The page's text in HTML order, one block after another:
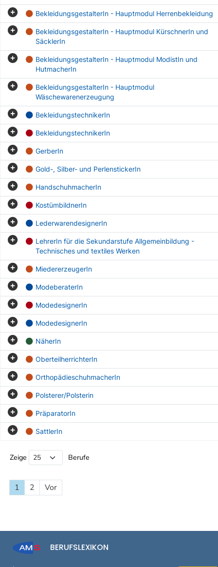
BekleidungsgestalterIn - Hauptmodul Herrenbekleidung
BekleidungsgestalterIn - Hauptmodul KürschnerIn und
SäcklerIn
BekleidungsgestalterIn - Hauptmodul ModistIn und
HutmacherIn
BekleidungsgestalterIn - Hauptmodul
Wäschewarenerzeugung
BekleidungstechnikerIn
BekleidungstechnikerIn
GerberIn
Gold-, Silber- und PerlenstickerIn
HandschuhmacherIn
KostümbildnerIn
LederwarendesignerIn
LehrerIn für die Sekundarstufe Allgemeinbildung -
Technisches und textiles Werken
MiedererzeugerIn
ModeberaterIn
ModedesignerIn
ModedesignerIn
NäherIn
OberteilherrichterIn
OrthopädieschuhmacherIn
Polsterer/Polsterin
PräparatorIn
SattlerIn
Zeige Berufe
1 2 Vor
BERUFSLEXIKON